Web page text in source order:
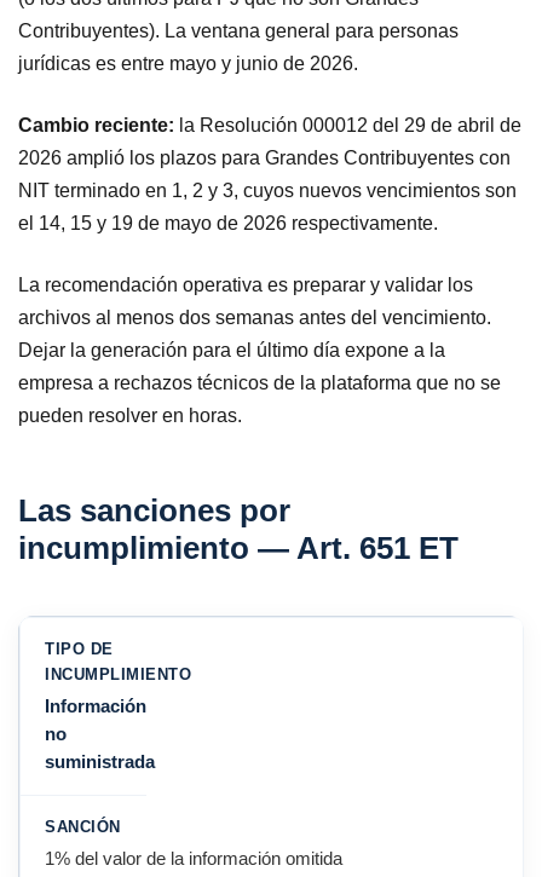
Contribuyentes). La ventana general para personas
jurídicas es entre mayo y junio de 2026.
Cambio reciente: la Resolución 000012 del 29 de abril de
2026 amplió los plazos para Grandes Contribuyentes con
NIT terminado en 1, 2 y 3, cuyos nuevos vencimientos son
el 14, 15 y 19 de mayo de 2026 respectivamente.
La recomendación operativa es preparar y validar los
archivos al menos dos semanas antes del vencimiento.
Dejar la generación para el último día expone a la
empresa a rechazos técnicos de la plataforma que no se
pueden resolver en horas.
Las sanciones por
incumplimiento — Art. 651 ET
Información
no
suministrada
1% del valor de la información omitida